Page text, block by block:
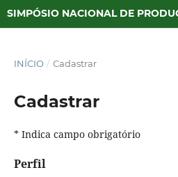
INÍCIO / Cadastrar
Cadastrar
* Indica campo obrigatório
Perfil